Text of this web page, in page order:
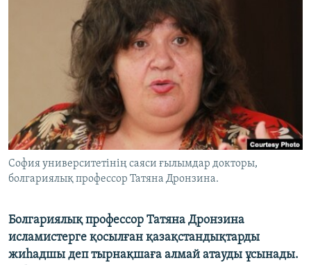
Басқа тілдерде
София университетінің саяси ғылымдар докторы,
болгариялық профессор Татяна Дронзина.
Болгариялық профессор Татяна Дронзина
исламистерге қосылған қазақстандықтарды
жиһадшы деп тырнақшаға алмай атауды ұсынады.